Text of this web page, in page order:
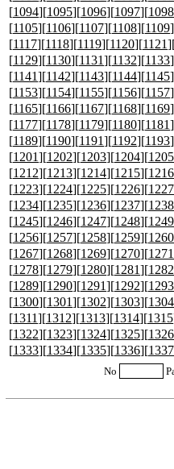
[1094][1095][1096][1097][1098
[1105][1106][1107][1108][1109
[1117][1118][1119][1120][1121
[1129][1130][1131][1132][1133
[1141][1142][1143][1144][1145
[1153][1154][1155][1156][1157
[1165][1166][1167][1168][1169
[1177][1178][1179][1180][1181
[1189][1190][1191][1192][1193
[1201][1202][1203][1204][1205
[1212][1213][1214][1215][1216
[1223][1224][1225][1226][1227
[1234][1235][1236][1237][1238
[1245][1246][1247][1248][1249
[1256][1257][1258][1259][1260
[1267][1268][1269][1270][1271
[1278][1279][1280][1281][1282
[1289][1290][1291][1292][1293
[1300][1301][1302][1303][1304
[1311][1312][1313][1314][1315
[1322][1323][1324][1325][1326
[1333][1334][1335][1336][1337
No